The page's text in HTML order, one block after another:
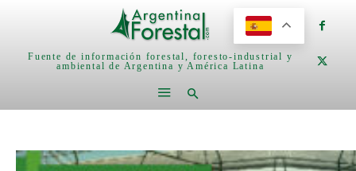
Fuente de información forestal, foresto-industrial y
ambiental de Argentina y América Latina